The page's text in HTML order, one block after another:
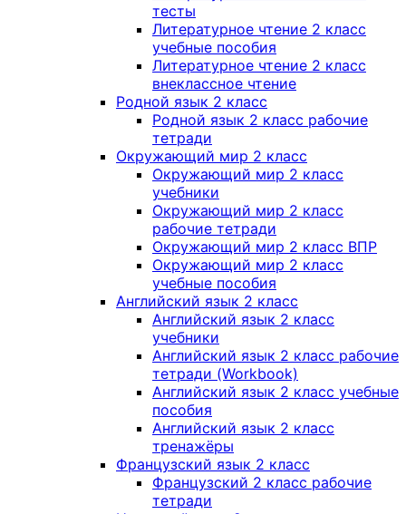
тесты
Литературное чтение 2 класс
учебные пособия
Литературное чтение 2 класс
внеклассное чтение
Родной язык 2 класс
Родной язык 2 класс рабочие
тетради
Окружающий мир 2 класс
Окружающий мир 2 класс
учебники
Окружающий мир 2 класс
рабочие тетради
Окружающий мир 2 класс ВПР
Окружающий мир 2 класс
учебные пособия
Английский язык 2 класс
Английский язык 2 класс
учебники
Английский язык 2 класс рабочие
тетради (Workbook)
Английский язык 2 класс учебные
пособия
Английский язык 2 класс
тренажёры
Французский язык 2 класс
Французский 2 класс рабочие
тетради